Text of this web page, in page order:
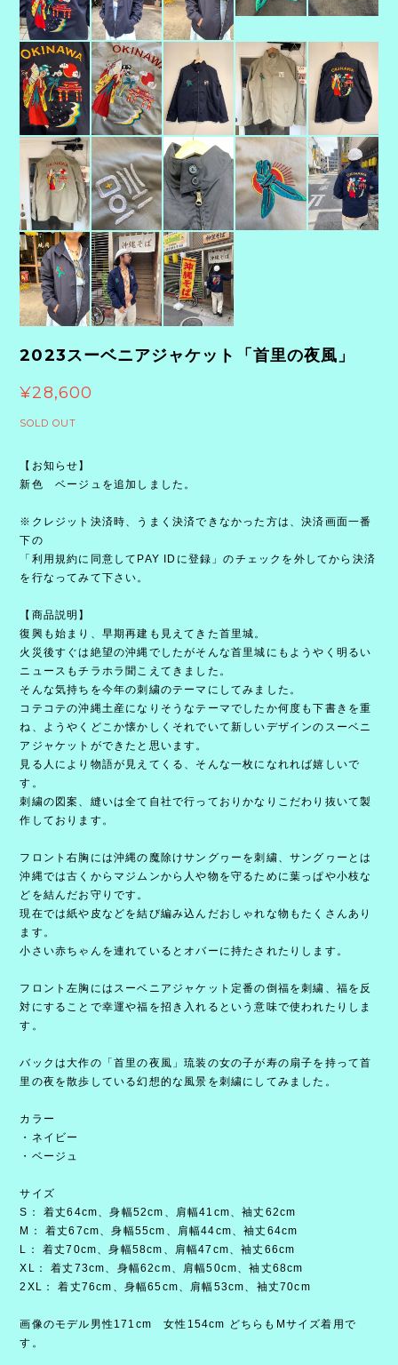
2023スーベニアジャケット「首里の夜風」
¥28,600
SOLD OUT
【お知らせ】
新色 ベージュを追加しました。
※クレジット決済時、うまく決済できなかった方は、決済画面一番
下の
「利用規約に同意してPAY IDに登録」のチェックを外してから決済
を行なってみて下さい。
【商品説明】
復興も始まり、早期再建も見えてきた首里城。
火災後すぐは絶望の沖縄でしたがそんな首里城にもようやく明るい
ニュースもチラホラ聞こえてきました。
そんな気持ちを今年の刺繍のテーマにしてみました。
コテコテの沖縄土産になりそうなテーマでしたか何度も下書きを重
ね、ようやくどこか懐かしくそれでいて新しいデザインのスーベニ
アジャケットができたと思います。
見る人により物語が見えてくる、そんな一枚になれれば嬉しいで
す。
刺繍の図案、縫いは全て自社で行っておりかなりこだわり抜いて製
作しております。
フロント右胸には沖縄の魔除けサングヮーを刺繍、サングヮーとは
沖縄では古くからマジムンから人や物を守るために葉っぱや小枝な
どを結んだお守りです。
現在では紙や皮などを結び編み込んだおしゃれな物もたくさんあり
ます。
小さい赤ちゃんを連れているとオバーに持たされたりします。
フロント左胸にはスーベニアジャケット定番の倒福を刺繍、福を反
対にすることで幸運や福を招き入れるという意味で使われたりしま
す。
バックは大作の「首里の夜風」琉装の女の子が寿の扇子を持って首
里の夜を散歩している幻想的な風景を刺繍にしてみました。
カラー
・ネイビー
・ベージュ
サイズ
S： 着丈64cm、身幅52cm、肩幅41cm、袖丈62cm
M： 着丈67cm、身幅55cm、肩幅44cm、袖丈64cm
L： 着丈70cm、身幅58cm、肩幅47cm、袖丈66cm
XL： 着丈73cm、身幅62cm、肩幅50cm、袖丈68cm
2XL： 着丈76cm、身幅65cm、肩幅53cm、袖丈70cm
画像のモデル男性171cm 女性154cm どちらもMサイズ着用で
す。